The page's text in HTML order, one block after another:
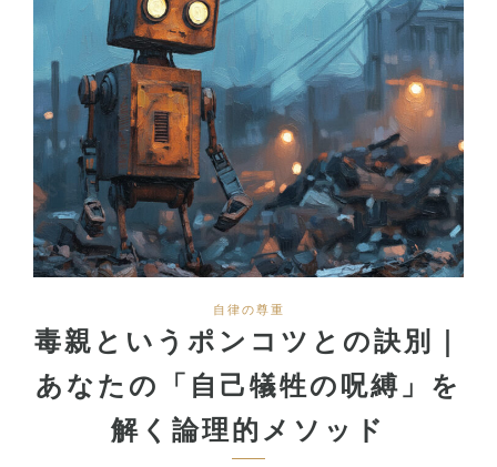
自律の尊重
毒親というポンコツとの訣別｜
あなたの「自己犠牲の呪縛」を
解く論理的メソッド